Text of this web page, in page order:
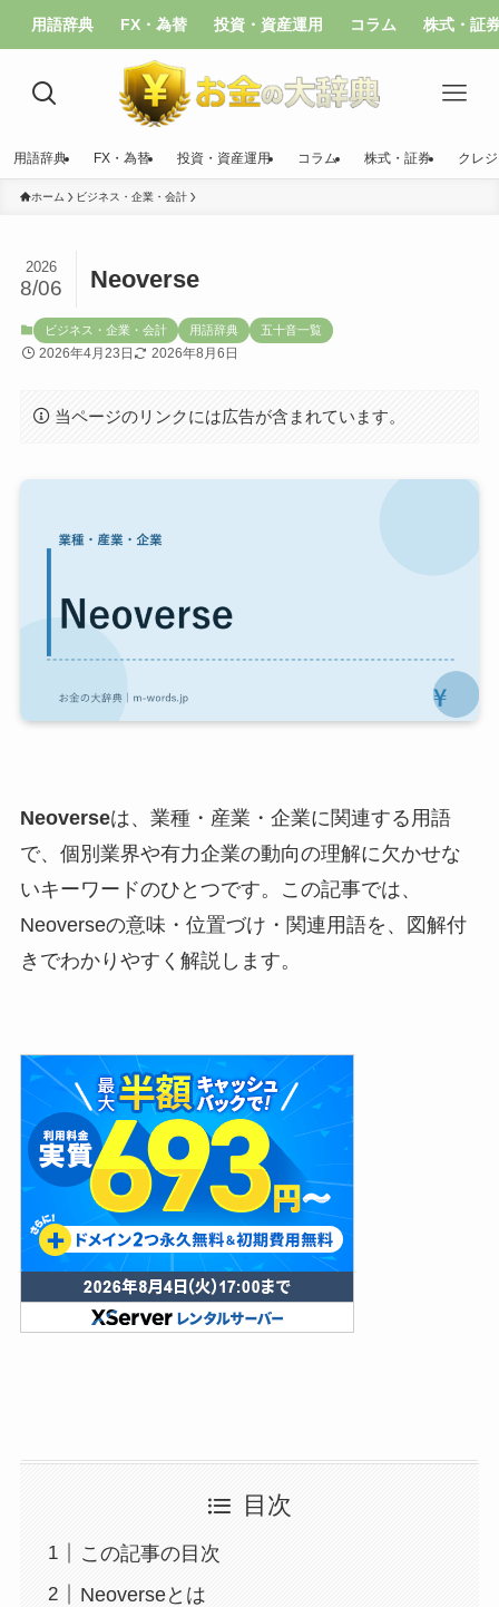
用語辞典 FX・為替 投資・資産運用 コラム 株式・証
用語辞典 FX・為替 投資・資産運用 コラム 株式・証券 クレ
ホーム ビジネス・企業・会計
Neoverse
2026
8/06
ビジネス・企業・会計 用語辞典 五十音一覧
2026年4月23日 2026年8月6日
当ページのリンクには広告が含まれています。
Neoverseは、業種・産業・企業に関連する用語
で、個別業界や有力企業の動向の理解に欠かせな
いキーワードのひとつです。この記事では、
Neoverseの意味・位置づけ・関連用語を、図解付
きでわかりやすく解説します。
目次
この記事の目次
Neoverseとは